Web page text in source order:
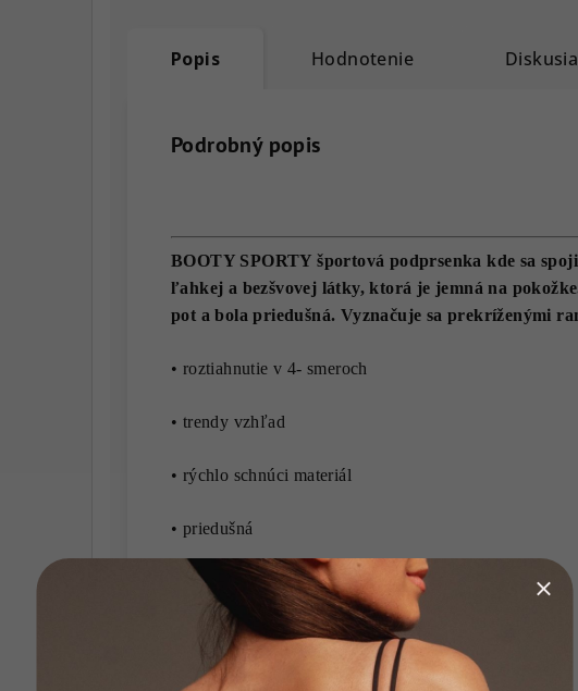
Popis Hodnotenie Diskusia
Podrobný popis
BOOTY SPORTY športová podprsenka kde sa
ľahkej a bezšvovej látky, ktorá je jemná na
pot a bola priedušná. Vyznačuje sa prekríženými
• roztiahnutie v 4- smeroch
• trendy vzhľad
• rýchlo schnúci materiál
• priedušná
• materiál 75% nylon / 25% spandex